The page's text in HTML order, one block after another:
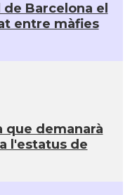
Barcelona el
entre màfies
que demanarà
l'estatus de